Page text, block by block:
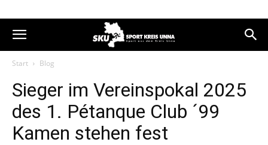
Start Blog
Sieger im Vereinspokal 2025
des 1. Pétanque Club ´99
Kamen stehen fest